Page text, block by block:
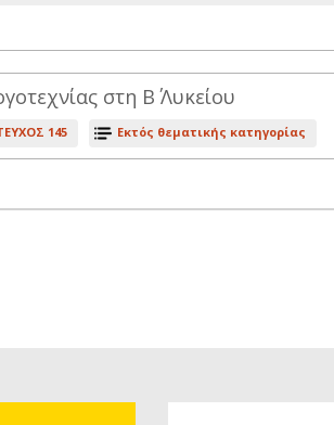
στη Β΄ Λυκείου
145 Εκτός θεματικής κατηγορίας